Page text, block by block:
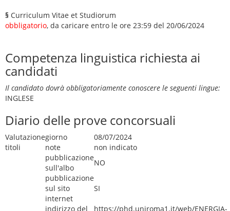
§ Curriculum Vitae et Studiorum
obbligatorio, da caricare entro le ore 23:59 del 20/06/2024
Competenza linguistica richiesta ai
candidati
Il candidato dovrà obbligatoriamente conoscere le seguenti lingue:
INGLESE
Diario delle prove concorsuali
Valutazione
titoli
giorno
08/07/2024
note
non indicato
pubblicazione
sull'albo
NO
pubblicazione
sul sito
internet
SI
indirizzo del
https://phd.uniroma1.it/web/ENERGIA-